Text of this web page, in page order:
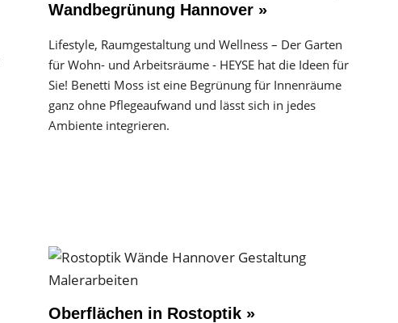
Wandbegrünung Hannover »
Lifestyle, Raumgestaltung und Wellness – Der Garten
für Wohn- und Arbeitsräume - HEYSE hat die Ideen für
Sie! Benetti Moss ist eine Begrünung für Innenräume
ganz ohne Pflegeaufwand und lässt sich in jedes
Ambiente integrieren.
Oberflächen in Rostoptik »